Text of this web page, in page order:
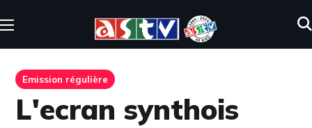
Emission régulière
L'ecran synthois